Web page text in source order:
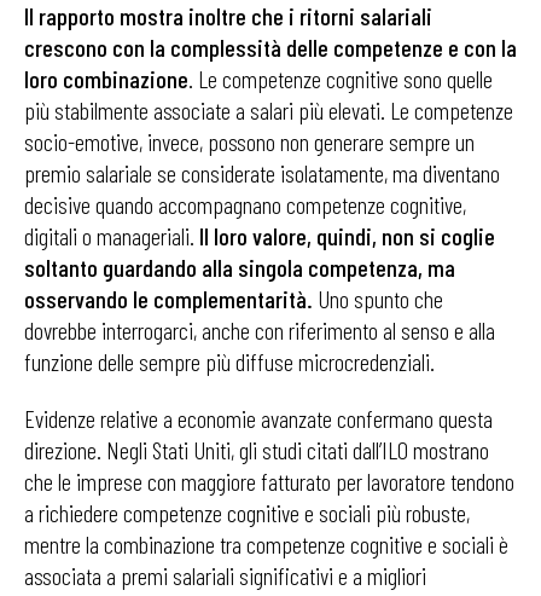
Il rapporto mostra inoltre che i ritorni salariali
crescono con la complessità delle competenze e con la
loro combinazione. Le competenze cognitive sono quelle
più stabilmente associate a salari più elevati. Le competenze
socio-emotive, invece, possono non generare sempre un
premio salariale se considerate isolatamente, ma diventano
decisive quando accompagnano competenze cognitive,
digitali o manageriali. Il loro valore, quindi, non si coglie
soltanto guardando alla singola competenza, ma
osservando le complementarità. Uno spunto che
dovrebbe interrogarci, anche con riferimento al senso e alla
funzione delle sempre più diffuse microcredenziali.
Evidenze relative a economie avanzate confermano questa
direzione. Negli Stati Uniti, gli studi citati dall’ILO mostrano
che le imprese con maggiore fatturato per lavoratore tendono
a richiedere competenze cognitive e sociali più robuste,
mentre la combinazione tra competenze cognitive e sociali è
associata a premi salariali significativi e a migliori